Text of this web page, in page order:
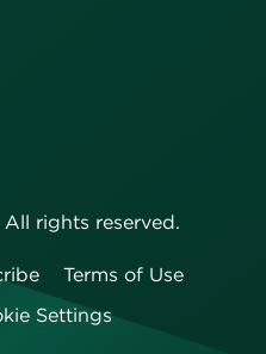
rights reserved.
Terms of Use
Settings